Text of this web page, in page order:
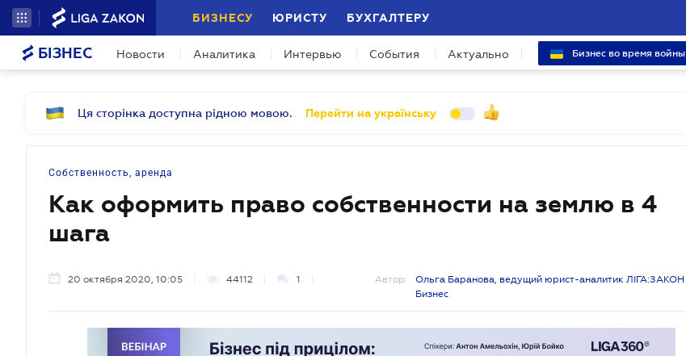
БИЗНЕСУ ЮРИСТУ БУХГАЛТЕРУ
БІЗНЕС Новости Аналитика Интервью События Актуально Бизнес во время войны
Ця сторінка доступна рідною мовою. Перейти на українську
Собственность, аренда
Как оформить право собственности на землю в 4
шага
20 октября 2020, 10:05 44112 1 Автор:
Ольга Баранова, ведущий юрист-аналитик ЛІГА:ЗАКОН
Бизнес